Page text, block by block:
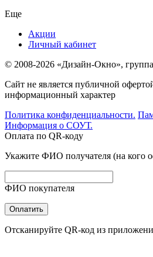
Еще
Акции
Личный кабинет
© 2008-2026 «Дизайн-Окно»,
Сайт не является публичной
информационный характер
Политика конфиденциальности.
Информация о СОУТ.
Оплата по QR-коду
Укажите ФИО получателя (на кого
ФИО покупателя
Оплатить
Отсканируйте QR-код из